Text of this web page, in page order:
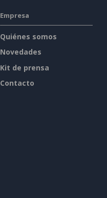
Empresa
Quiénes somos
Novedades
Kit de prensa
Contacto